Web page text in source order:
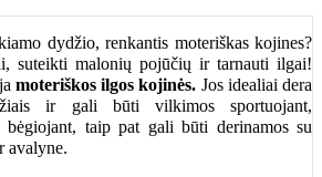
dydžio, renkantis moteriškas kojines?
suteikti malonių pojūčių ir tarnauti ilgai!
moteriškos ilgos kojinės. Jos idealiai dera
ir gali būti vilkimos sportuojant,
bėgiojant, taip pat gali būti derinamos su
avalyne.